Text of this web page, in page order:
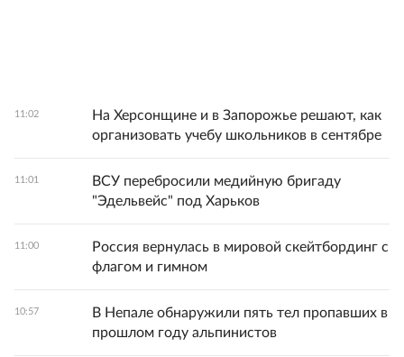
11:02
На Херсонщине и в Запорожье решают, как
организовать учебу школьников в сентябре
11:01
ВСУ перебросили медийную бригаду
"Эдельвейс" под Харьков
11:00
Россия вернулась в мировой скейтбординг с
флагом и гимном
10:57
В Непале обнаружили пять тел пропавших в
прошлом году альпинистов